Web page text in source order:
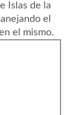
Islas de la
el
el mismo.